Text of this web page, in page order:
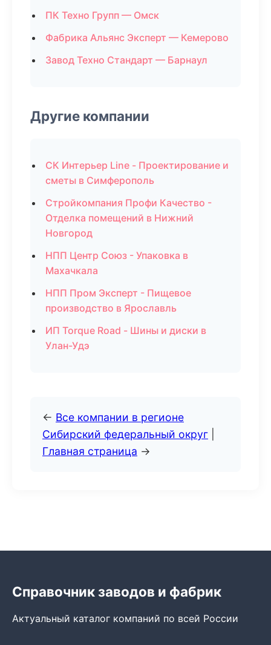
ПК Техно Групп — Омск
Фабрика Альянс Эксперт — Кемерово
Завод Техно Стандарт — Барнаул
Другие компании
СК Интерьер Line - Проектирование и
сметы в Симферополь
Стройкомпания Профи Качество -
Отделка помещений в Нижний
Новгород
НПП Центр Союз - Упаковка в
Махачкала
НПП Пром Эксперт - Пищевое
производство в Ярославль
ИП Torque Road - Шины и диски в
Улан-Удэ
← Все компании в регионе
Сибирский федеральный округ
Главная страница →
Справочник заводов и фабрик
Актуальный каталог компаний по всей России